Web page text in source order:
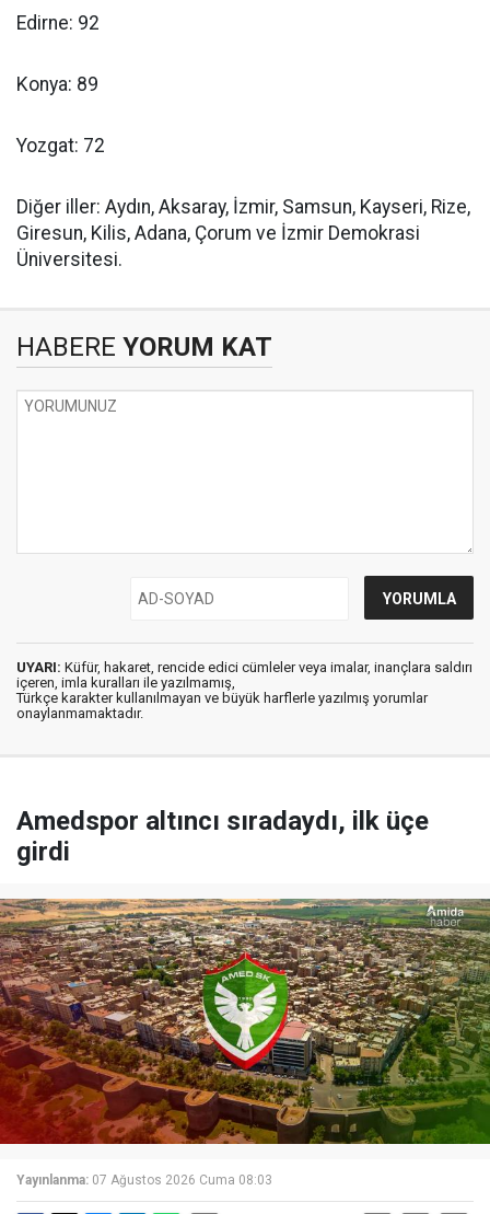
Edirne: 92
Konya: 89
Yozgat: 72
Diğer iller: Aydın, Aksaray, İzmir, Samsun, Kayseri, Rize,
Giresun, Kilis, Adana, Çorum ve İzmir Demokrasi
Üniversitesi.
HABERE YORUM KAT
UYARI: Küfür, hakaret, rencide edici cümleler veya imalar, inançlara saldırı
içeren, imla kuralları ile yazılmamış,
Türkçe karakter kullanılmayan ve büyük harflerle yazılmış yorumlar
onaylanmamaktadır.
Amedspor altıncı sıradaydı, ilk üçe
girdi
Yayınlanma: 07 Ağustos 2026 Cuma 08:03